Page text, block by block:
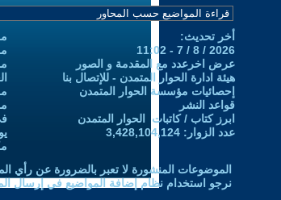
أخر تحديث:
2026 / 8 / 7 - 11:02
عرض اخرعدد مع المقدمة و الصور
هيئة ادارة الحوار المتمدن - للإتصال بنا
إحصائيات مؤسسة الحوار المتمدن
قواعد النشر
ابرز كتاب / كاتبات الحوار المتمدن
عدد الزوار: 3,428,104,124
الموضوعات المنشورة لا تعبر بالضرورة عن رأي
نرجو استخدام نظام إضافة المواضيع في إرسال